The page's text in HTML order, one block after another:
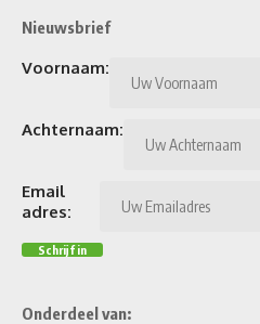
Nieuwsbrief
Voornaam:
Achternaam:
Email
adres:
Onderdeel van: